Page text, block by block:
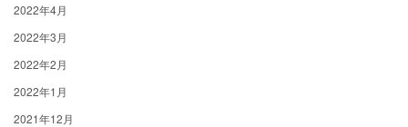
2022年4月
2022年3月
2022年2月
2022年1月
2021年12月